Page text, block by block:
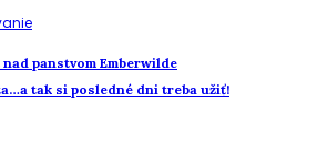
panstvom Emberwilde
tak si posledné dni treba užiť!